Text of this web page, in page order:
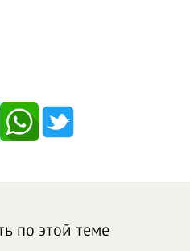
по этой теме